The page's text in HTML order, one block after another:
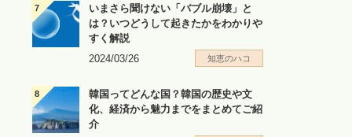
いまさら聞けない「バブル崩壊」と
は？いつどうして起きたかをわかりや
すく解説
2024/03/26
知恵のハコ
韓国ってどんな国？韓国の歴史や文
化、経済から魅力までをまとめてご紹
介